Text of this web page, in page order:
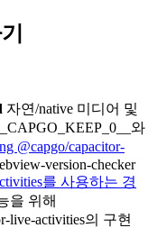
자연/native 미디어 및
와
@capgo/capacitor-
version-checker
를 사용하는 경
을 위해
live-activities의 구현